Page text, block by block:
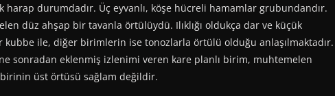
harap durumdadır. Üç eyvanlı, köşe hücreli hamamlar grubundandır.
düz ahşap bir tavanla örtülüydü. Ilıklığı oldukça dar ve küçük
kubbe ile, diğer birimlerin ise tonozlarla örtülü olduğu anlaşılmaktadır.
sonradan eklenmiş izlenimi veren kare planlı birim, muhtemelen
üst örtüsü sağlam değildir.